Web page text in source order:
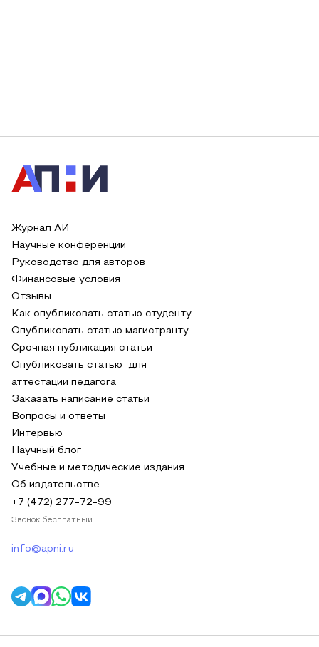
Журнал АИ
Научные конференции
Руководство для авторов
Финансовые условия
Отзывы
Как опубликовать статью студенту
Опубликовать статью магистранту
Срочная публикация статьи
Опубликовать статью для
аттестации педагога
Заказать написание статьи
Вопросы и ответы
Интервью
Научный блог
Учебные и методические издания
Об издательстве
+7 (472) 277-72-99
Звонок бесплатный
info@apni.ru